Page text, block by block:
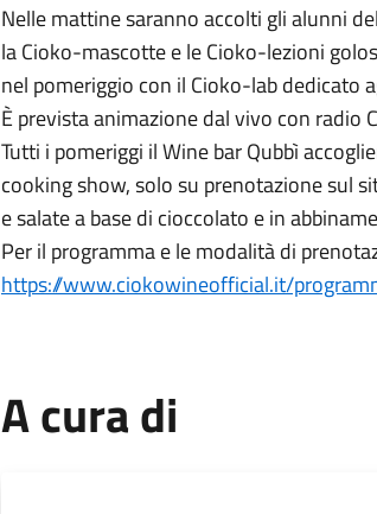
Nelle mattine saranno accolti gli alunni
la Cioko-mascotte e le Cioko-lezioni
nel pomeriggio con il Cioko-lab dedicato
È prevista animazione dal vivo con radio
Tutti i pomeriggi il Wine bar Qubbì
cooking show, solo su prenotazione sul
e salate a base di cioccolato e in
Per il programma e le modalità di
https://www.ciokowineofficial.it/
A cura di